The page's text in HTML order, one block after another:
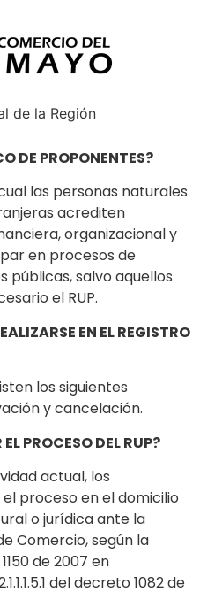
de la Región
DE PROPONENTES?
las personas naturales
acrediten
organizacional y
en procesos de
salvo aquellos
el RUP.
EN EL REGISTRO
los siguientes
y cancelación.
PROCESO DEL RUP?
actual, los
proceso en el domicilio
o jurídica ante la
Comercio, según la
de 2007 en
del decreto 1082 de